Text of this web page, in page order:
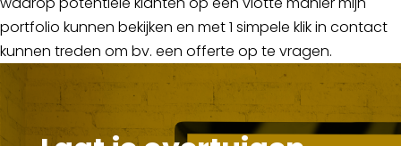
portfolio kunnen bekijken en met 1 simpele klik in contact
kunnen treden om bv. een offerte op te vragen.